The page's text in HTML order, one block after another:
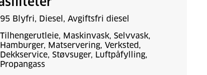
95 Blyfri, Diesel, Avgiftsfri diesel
Tilhengerutleie, Maskinvask, Selvvask,
Hamburger, Matservering, Verksted,
Dekkservice, Støvsuger, Luftpåfylling,
Propangass